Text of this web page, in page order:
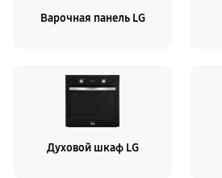
Варочная панель LG
Духовой шкаф LG